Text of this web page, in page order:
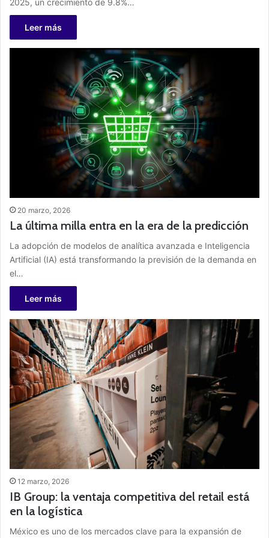
Leer más
20 marzo, 2026
La última milla entra en la era de la predicción
La adopción de modelos de analítica avanzada e Inteligencia
Artificial (IA) está transformando la previsión de la demanda en
el…
Leer más
12 marzo, 2026
IB Group: la ventaja competitiva del retail está
en la logística
México es uno de los mercados clave para la expansión de